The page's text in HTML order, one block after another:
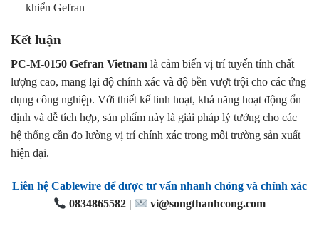
khiển Gefran
Kết luận
PC-M-0150 Gefran Vietnam là cảm biến vị trí tuyến tính chất
lượng cao, mang lại độ chính xác và độ bền vượt trội cho các ứng
dụng công nghiệp. Với thiết kế linh hoạt, khả năng hoạt động ổn
định và dễ tích hợp, sản phẩm này là giải pháp lý tưởng cho các
hệ thống cần đo lường vị trí chính xác trong môi trường sản xuất
hiện đại.
Liên hệ Cablewire để được tư vấn nhanh chóng và chính xác
0834865582 |
vi@songthanhcong.com